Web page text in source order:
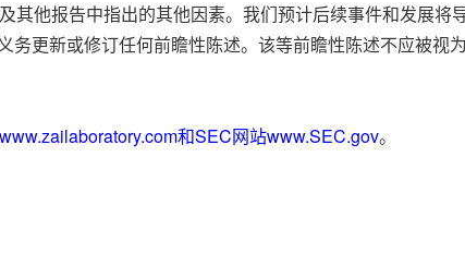
其他报告中指出的其他因素。我们预计后续事件和发展
更新或修订任何前瞻性陈述。该等前瞻性陈述不应被视
www.zailaboratory.com和SEC网站www.SEC.gov。